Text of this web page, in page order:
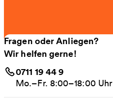
Fragen oder Anliegen?
Wir helfen gerne!
0711 19 44 9
Mo.–Fr. 8:00–18:00 Uhr